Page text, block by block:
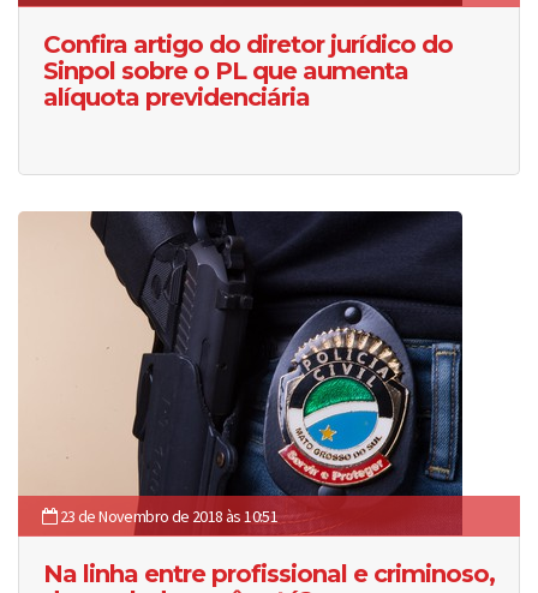
Confira artigo do diretor jurídico do
Sinpol sobre o PL que aumenta
alíquota previdenciária
23 de Novembro de 2018 às 10:51
Na linha entre profissional e criminoso,